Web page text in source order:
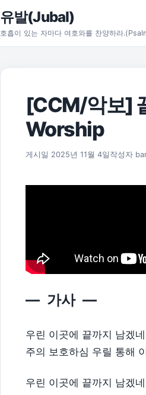
본문으로 건너뛰기
유발(Jubal)
호흡이 있는 자마다 여호와를 찬양하라
[CCM/악보]
Worship
게시일 2025년 11월 4일 2025년 11
작성자
— 가사 —
우린 이곳에 끝까지 남겠네
주의 보호하심 우릴 통해
우린 이곳에 끝까지 남겠네